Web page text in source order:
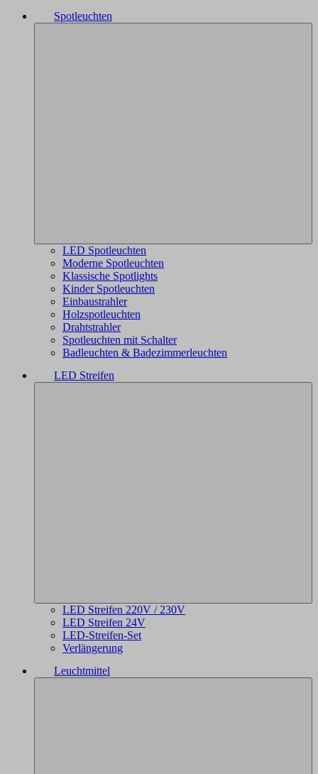
Spotleuchten
LED Spotleuchten
Moderne Spotleuchten
Klassische Spotlights
Kinder Spotleuchten
Einbaustrahler
Holzspotleuchten
Drahtstrahler
Spotleuchten mit Schalter
Badleuchten & Badezimmerleuchten
LED Streifen
LED Streifen 220V / 230V
LED Streifen 24V
LED-Streifen-Set
Verlängerung
Leuchtmittel